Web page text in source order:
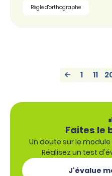
Règle d'orthographe
1 11
Faites le
Un doute sur le
Réalisez un test
J'évalue